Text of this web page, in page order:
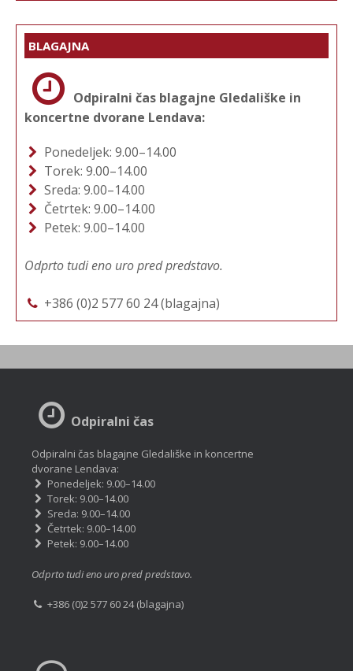
BLAGAJNA
Odpiralni čas blagajne Gledališke in
koncertne dvorane Lendava:
Ponedeljek: 9.00–14.00
Torek: 9.00–14.00
Sreda: 9.00–14.00
Četrtek: 9.00–14.00
Petek: 9.00–14.00
Odprto tudi eno uro pred predstavo.
+386 (0)2 577 60 24 (blagajna)
Odpiralni čas
Odpiralni čas blagajne Gledališke in koncertne
dvorane Lendava:
Ponedeljek: 9.00–14.00
Torek: 9.00–14.00
Sreda: 9.00–14.00
Četrtek: 9.00–14.00
Petek: 9.00–14.00
Odprto tudi eno uro pred predstavo.
+386 (0)2 577 60 24 (blagajna)